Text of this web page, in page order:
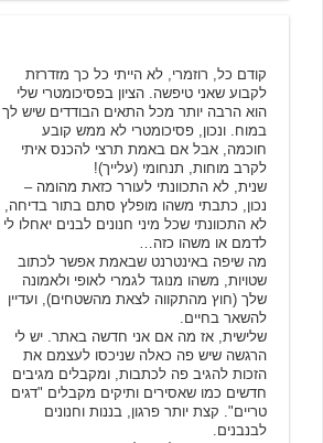
קודם כל, רוזמרי, לא הייתי כל כך מזדרזת
לקבוע שאני טיפשה. הציון בפסיכומטרי שלי
הוא הרבה יותר מכל התאים הבודדים שיש לך
במוח. ונכון, פסיכומטרי לא ממש קובע
חוכמה, אבל אם באמת תרצי להכנס איתי
לקרב מוחות, תנחומי (עלייך)!
שנית, לא התכוונתי לעורר כזאת מהומה –
נכון, כתבתי משהו מופלץ סתם בתור בדיחה,
לא התכוונתי שכל מיני חנונים לבנים יאחלו לי
לדמם או משהו כזה…
מה שיפה באינטרנט שבאמת אפשר לכתוב
שטויות, משהו מנוגד לגמרי לאופי ולאמונה
שלך (חוץ מהתקווה לצאת מהשטחים), ועדיין
להשאר בחיים.
שלישית, אז מה אם אני חדשה באתר. יש לי
הרגשה שיש פה כאלה שניכסו לעצמם את
הזכות להגיב פה לכתבות, ומקבלים מגיבים
חדשים כמו שאסירים ותיקים מקבלים "דגים
טריים". קצת יותר פרגון, בננות וחנונים
לבנבנים.